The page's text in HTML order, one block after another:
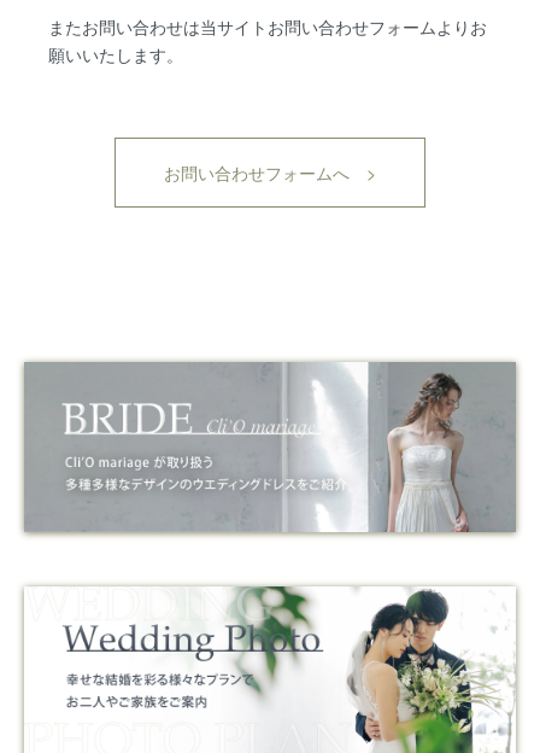
またお問い合わせは当サイトお問い合わせフォームよりお
願いいたします。
お問い合わせフォームへ >